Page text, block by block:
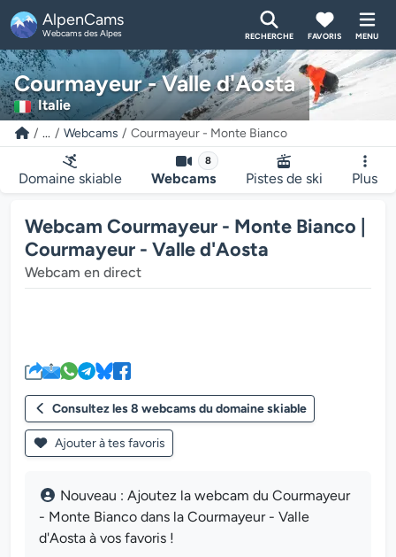
AlpenCams
Webcams des Alpes RECHERCHE FAVORIS MENU
Courmayeur - Valle d'Aosta
Italie
... Webcams Courmayeur - Monte Bianco
Domaine skiable
8
Webcams Pistes de ski Plus
Webcam Courmayeur - Monte Bianco |
Courmayeur - Valle d'Aosta
Webcam en direct
Consultez les 8 webcams du domaine skiable
Ajouter à tes favoris
Nouveau : Ajoutez la webcam du Courmayeur
- Monte Bianco dans la Courmayeur - Valle
d'Aosta à vos favoris !